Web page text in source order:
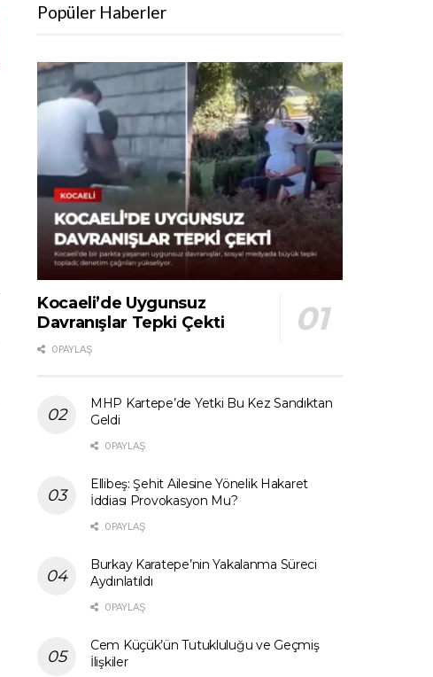
Popüler Haberler
Kocaeli’de Uygunsuz
Davranışlar Tepki Çekti
0 PAYLAŞ
MHP Kartepe’de Yetki Bu Kez Sandıktan
Geldi
0 PAYLAŞ
Ellibeş: Şehit Ailesine Yönelik Hakaret
İddiası Provokasyon Mu?
0 PAYLAŞ
Burkay Karatepe’nin Yakalanma Süreci
Aydınlatıldı
0 PAYLAŞ
Cem Küçük’ün Tutukluluğu ve Geçmiş
İlişkiler